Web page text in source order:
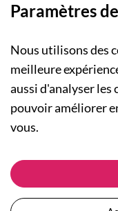
A PROPOS
Qui
Actualités
Nos
Plan du site
NOS
Collection
Collection
Suivre ma
Expédition
Paramètres
Nous utilisons des
meilleure
aussi d'analyser
pouvoir améliorer
vous.